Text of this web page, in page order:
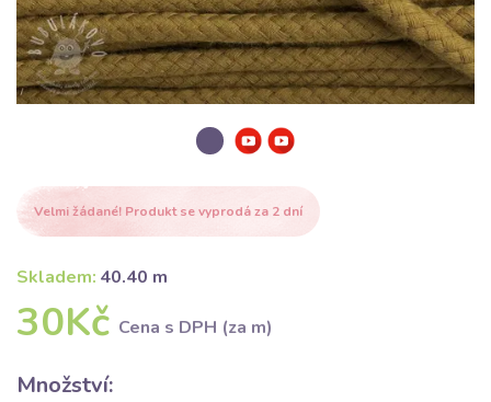
Velmi žádané! Produkt se vyprodá za 2 dní
Skladem: 40.40 m
30Kč Cena s DPH (za m)
Množství: